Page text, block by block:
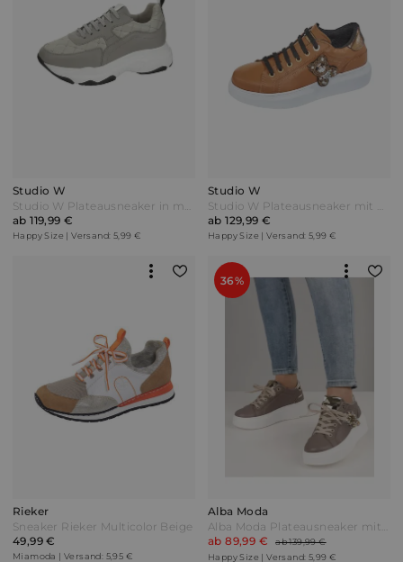
Studio W
Studio W Plateausneaker in modischer Stepp-Optik Grau
ab 119,99 €
Happy Size | Versand: 5,99 €
Studio W
Studio W Plateausneaker mit wunderschöner Bären-Applikation Cognac Braun
ab 129,99 €
Happy Size | Versand: 5,99 €
Rieker
Sneaker Rieker Multicolor Beige
49,99 €
Miamoda | Versand: 5,95 €
36%
Alba Moda
Alba Moda Plateausneaker mit funkelnden Ziersteinen Taupe Grau
ab 89,99 €
ab 139,99 €
Happy Size | Versand: 5,99 €